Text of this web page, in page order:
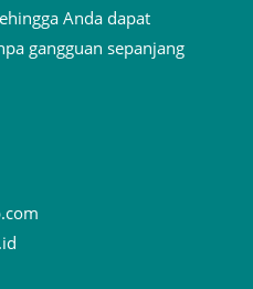
Anda dapat
gangguan sepanjang